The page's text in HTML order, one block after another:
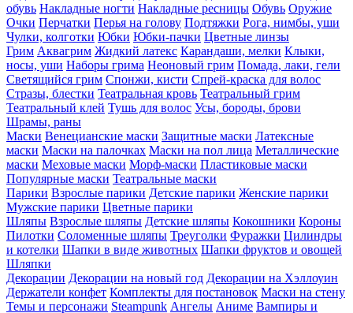
обувь Накладные ногти Накладные ресницы Обувь Оружие
Очки Перчатки Перья на голову Подтяжки Рога, нимбы, уши
Чулки, колготки Юбки Юбки-пачки Цветные линзы
Грим Аквагрим Жидкий латекс Карандаши, мелки Клыки,
носы, уши Наборы грима Неоновый грим Помада, лаки, гели
Светящийся грим Спонжи, кисти Спрей-краска для волос
Стразы, блестки Театральная кровь Театральный грим
Театральный клей Тушь для волос Усы, бороды, брови
Шрамы, раны
Маски Венецианские маски Защитные маски Латексные
маски Маски на палочках Маски на пол лица Металлические
маски Меховые маски Морф-маски Пластиковые маски
Популярные маски Театральные маски
Парики Взрослые парики Детские парики Женские парики
Мужские парики Цветные парики
Шляпы Взрослые шляпы Детские шляпы Кокошники Короны
Пилотки Соломенные шляпы Треуголки Фуражки Цилиндры
и котелки Шапки в виде животных Шапки фруктов и овощей
Шляпки
Декорации Декорации на новый год Декорации на Хэллоуин
Держатели конфет Комплекты для постановок Маски на стену
Темы и персонажи Steampunk Ангелы Аниме Вампиры и